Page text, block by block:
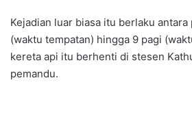
Kejadian luar biasa itu berlaku antara
(waktu tempatan) hingga 9 pagi
kereta api itu berhenti di stesen
pemandu.